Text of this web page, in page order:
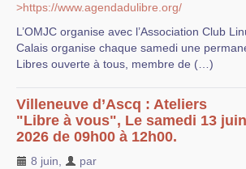
>https://www.agendadulibre.org/
L’OMJC organise avec l’Association Club
Calais organise chaque samedi une
Libres ouverte à tous, membre de (…)
Villeneuve d’Ascq : Ateliers
"Libre à vous", Le samedi 13 juin
2026 de 09h00 à 12h00.
8 juin
par